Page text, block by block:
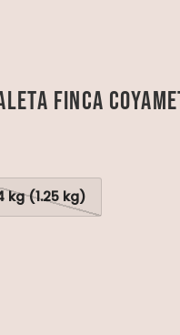
Finca
kg (1.25 kg)